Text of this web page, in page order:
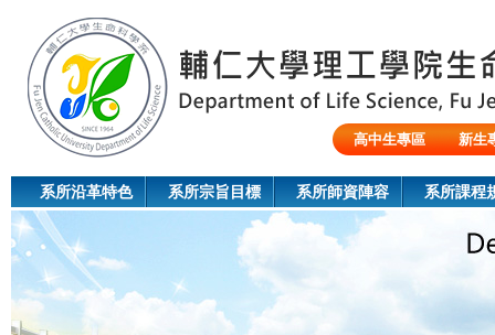
高中生專區
新生
系所沿革特色 系所宗旨目標 系所師資陣容 系所課程